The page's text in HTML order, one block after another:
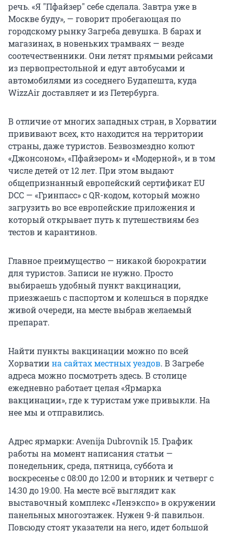
речь. «Я "Пфайзер" себе сделала. Завтра уже в
Москве буду», — говорит пробегающая по
городскому рынку Загреба девушка. В барах и
магазинах, в новеньких трамваях — везде
соотечественники. Они летят прямыми рейсами
из первопрестольной и едут автобусами и
автомобилями из соседнего Будапешта, куда
WizzAir доставляет и из Петербурга.
В отличие от многих западных стран, в Хорватии
прививают всех, кто находится на территории
страны, даже туристов. Безвозмездно колют
«Джонсоном», «Пфайзером» и «Модерной», и в том
числе детей от 12 лет. При этом выдают
общепризнанный европейский сертификат EU
DCC — «Гринпасс» с QR-кодом, который можно
загрузить во все европейские приложения и
который открывает путь к путешествиям без
тестов и карантинов.
Главное преимущество — никакой бюрократии
для туристов. Записи не нужно. Просто
выбираешь удобный пункт вакцинации,
приезжаешь с паспортом и колешься в порядке
живой очереди, на месте выбрав желаемый
препарат.
Найти пункты вакцинации можно по всей
Хорватиина сайтах местных уездов. В Загребе
адреса можно посмотреть здесь. В столице
ежедневно работает целая «Ярмарка
вакцинации», где к туристам уже привыкли. На
нее мы и отправились.
Адрес ярмарки: Avenija Dubrovnik 15. График
работы на момент написания статьи —
понедельник, среда, пятница, суббота и
воскресенье с 08:00 до 12:00 и вторник и четверг с
14:30 до 19:00. На месте всё выглядит как
выставочный комплекс «Ленэкспо» в окружении
панельных многоэтажек. Нужен 9-й павильон.
Повсюду стоят указатели на него, идет большой